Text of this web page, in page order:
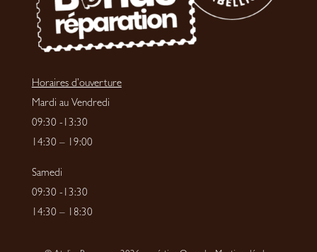
Horaires d’ouverture
Mardi au Vendredi
09:30 -13:30
14:30 – 19:00
Samedi
09:30 -13:30
14:30 – 18:30